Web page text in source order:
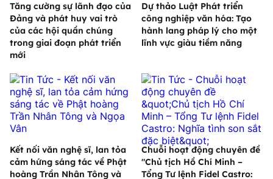
Tăng cường sự lãnh đạo của
Đảng và phát huy vai trò
của các hội quần chúng
trong giai đoạn phát triển
mới
Dự thảo Luật Phát triển
công nghiệp văn hóa: Tạo
hành lang pháp lý cho một
lĩnh vực giàu tiềm năng
Kết nối văn nghệ sĩ, lan tỏa
cảm hứng sáng tác về Phật
hoàng Trần Nhân Tông và
Chuỗi hoạt động chuyên đề
"Chủ tịch Hồ Chí Minh –
Tổng Tư lệnh Fidel Castro: